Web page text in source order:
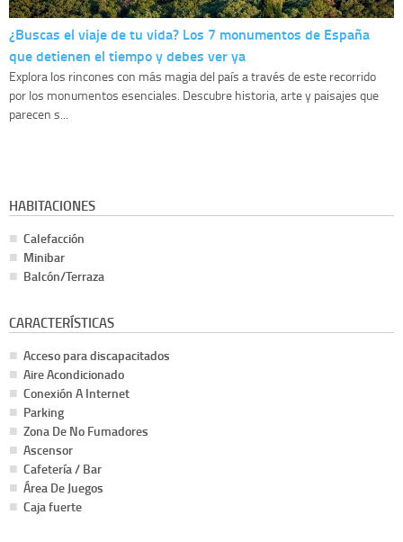
¿Buscas el viaje de tu vida? Los 7 monumentos de España
que detienen el tiempo y debes ver ya
Explora los rincones con más magia del país a través de este recorrido
por los monumentos esenciales. Descubre historia, arte y paisajes que
parecen s...
HABITACIONES
Calefacción
Minibar
Balcón/Terraza
CARACTERÍSTICAS
Acceso para discapacitados
Aire Acondicionado
Conexión A Internet
Parking
Zona De No Fumadores
Ascensor
Cafetería / Bar
Área De Juegos
Caja fuerte